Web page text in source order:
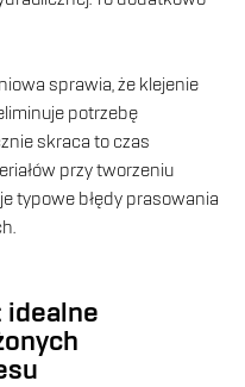
sprawia, że klejenie
potrzebę
skraca to czas
przy tworzeniu
typowe błędy prasowania
idealne